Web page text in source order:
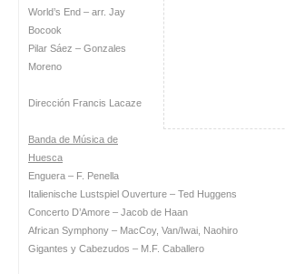
World’s End – arr. Jay
Bocook
Pilar Sáez – Gonzales
Moreno
Dirección Francis Lacaze
Banda de Música de
Huesca
Enguera – F. Penella
Italienische Lustspiel Ouverture – Ted Huggens
Concerto D’Amore – Jacob de Haan
African Symphony – MacCoy, Van/Iwai, Naohiro
Gigantes y Cabezudos – M.F. Caballero